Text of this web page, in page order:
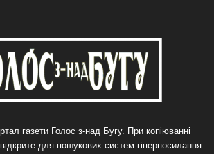
газети Голос з-над Бугу. При копіюванні
для пошукових систем гіперпосилання